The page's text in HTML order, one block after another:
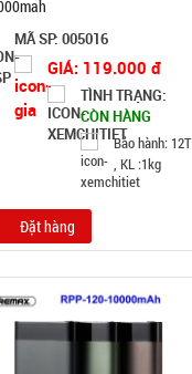
MÃ SP: 005016
GIÁ: 119.000 đ
TÌNH TRẠNG:
CÒN HÀNG
Bảo hành: 12T
, KL :1kg
Đặt hàng